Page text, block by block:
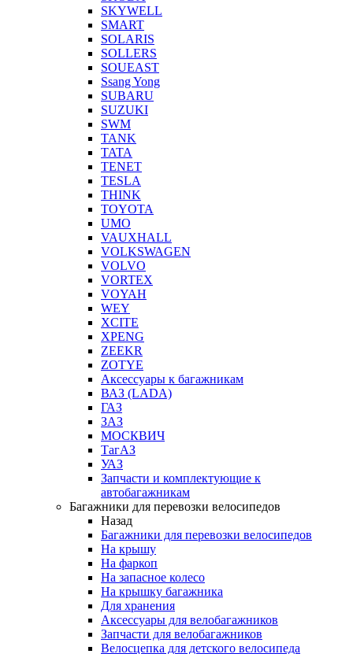
SKYWELL
SMART
SOLARIS
SOLLERS
SOUEAST
Ssang Yong
SUBARU
SUZUKI
SWM
TANK
TATA
TENET
TESLA
THINK
TOYOTA
UMO
VAUXHALL
VOLKSWAGEN
VOLVO
VORTEX
VOYAH
WEY
XCITE
XPENG
ZEEKR
ZOTYE
Аксессуары к багажникам
ВАЗ (LADA)
ГАЗ
ЗАЗ
МОСКВИЧ
ТагАЗ
УАЗ
Запчасти и комплектующие к
автобагажникам
Багажники для перевозки велосипедов
Назад
Багажники для перевозки велосипедов
На крышу
На фаркоп
На запасное колесо
На крышку багажника
Для хранения
Аксессуары для велобагажников
Запчасти для велобагажников
Велосцепка для детского велосипеда